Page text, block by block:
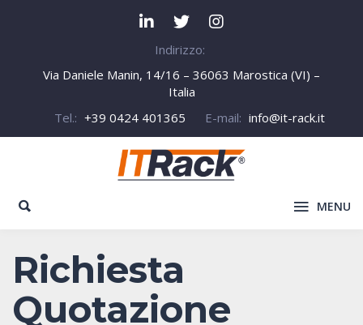
Indirizzo:
Via Daniele Manin, 14/16 – 36063 Marostica (VI) –
Italia
Tel.: +39 0424 401365 E-mail: info@it-rack.it
MENU
Richiesta
Quotazione